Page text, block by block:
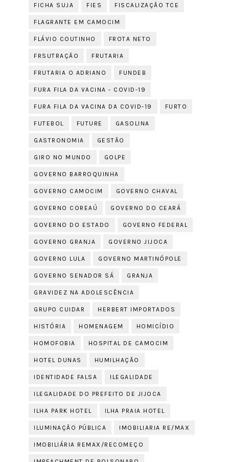
FICHA SUJA FIES FISCALIZAÇÃO TCE
FLAGRANTE EM CAMOCIM
FLÁVIO COUTINHO FROTA NETO
FRSUTRAÇÃO FRUTARIA
FRUTARIA O ADRIANO FUNDEB
FURA FILA DA VACINA - COVID-19
FURA FILA DA VACINA DA COVID-19 FURTO
FUTEBOL FUTURE GASOLINA
GASTRONOMIA GESTÃO
GIRO NO MUNDO GOLPE
GOVERNO BARROQUINHA
GOVERNO CAMOCIM GOVERNO CHAVAL
GOVERNO COREAÚ GOVERNO DO CEARÁ
GOVERNO DO ESTADO GOVERNO FEDERAL
GOVERNO GRANJA GOVERNO JIJOCA
GOVERNO LULA GOVERNO MARTINÓPOLE
GOVERNO SENADOR SÁ GRANJA
GRAVIDEZ NA ADOLESCÊNCIA
GRUPO CUIDAR HERBERT IMPORTADOS
HISTÓRIA HOMENAGEM HOMICÍDIO
HOMOFOBIA HOSPITAL DE CAMOCIM
HOTEL DUNAS HUMILHAÇÃO
IDENTIDADE FALSA ILEGALIDADE
ILEGALIDADE DO PREFEITO DE JIJOCA
ILHA PARK HOTEL ILHA PRAIA HOTEL
ILUMINAÇÃO PÚBLICA IMOBILIARIA RE/MAX
IMOBILIÁRIA REMAX/RECOMEÇO